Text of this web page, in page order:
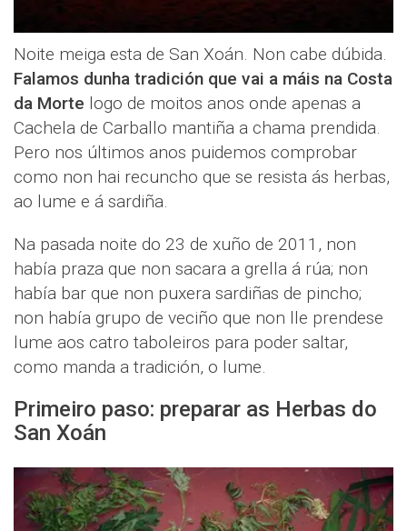
Noite meiga esta de San Xoán. Non cabe dúbida.
Falamos dunha tradición que vai a máis na Costa
da Morte logo de moitos anos onde apenas a
Cachela de Carballo mantiña a chama prendida.
Pero nos últimos anos puidemos comprobar
como non hai recuncho que se resista ás herbas,
ao lume e á sardiña.
Na pasada noite do 23 de xuño de 2011, non
había praza que non sacara a grella á rúa; non
había bar que non puxera sardiñas de pincho;
non había grupo de veciño que non lle prendese
lume aos catro taboleiros para poder saltar,
como manda a tradición, o lume.
Primeiro paso: preparar as Herbas do
San Xoán